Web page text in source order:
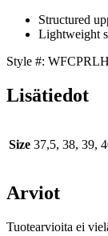
Structured
Lightweight
Style #: W
Lisätiedot
Size 37,5, 38, 39,
Arviot
Tuotearvioita ei